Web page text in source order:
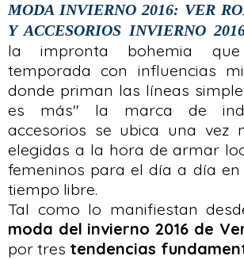
MODA INVIERNO 2016: VER
Y ACCESORIOS INVIERNO
la impronta bohemia
temporada con influencias
donde priman las líneas
es más" la marca de
accesorios se ubica una vez
elegidas a la hora de armar
femeninos para el día a día
tiempo libre.
Tal como lo manifiestan
moda del invierno 2016 de
por tres tendencias